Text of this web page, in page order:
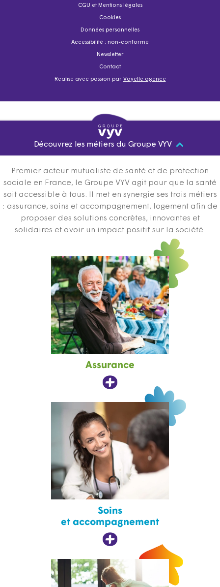
CGU et Mentions légales
Cookies
Données personnelles
Accessibilité : non-conforme
Newsletter
Contact
Réalisé avec passion par Voyelle agence
Découvrez les métiers du Groupe VYV
Premier acteur mutualiste de santé et de protection
sociale en France, le Groupe VYV agit pour que la santé
soit accessible à tous. Il met en synergie ses trois métiers
: assurance, soins et accompagnement, logement afin de
proposer des solutions concrètes, innovantes et
solidaires et avoir un impact positif sur la société.
Assurance
Soins
et accompagnement